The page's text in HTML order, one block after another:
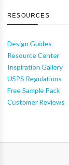
RESOURCES
Design Guides
Resource Center
Inspiration Gallery
USPS Regulations
Free Sample Pack
Customer Reviews